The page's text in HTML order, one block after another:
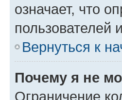
означает, что
пользователей
Вернуться к
Почему я не
Ограничение